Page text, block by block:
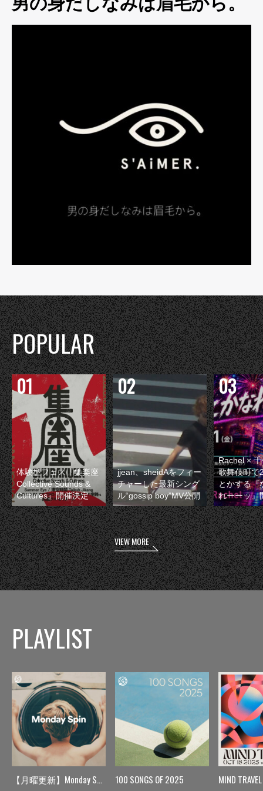
POPULAR
体験型フェス『集楽座
Collective Sounds &
Cultures』開催決定
jjean、sheidAをフィー
チャーした最新シング
ル“gossip boy”MV公開
Rachel ×
歌舞伎町で
とかする『
れーーッ』
VIEW MORE
PLAYLIST
【月曜更新】Monday Spin 100 SONGS OF 2025 MIND TRAVEL